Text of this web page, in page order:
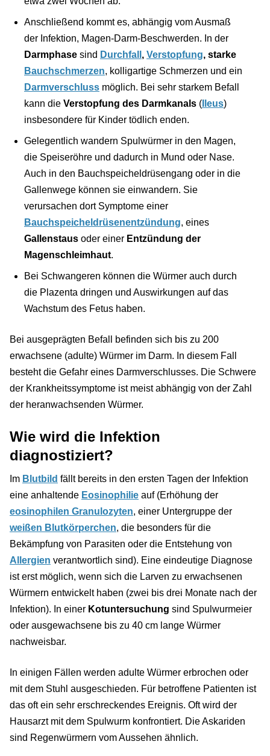
Anschließend kommt es, abhängig vom Ausmaß
der Infektion, Magen-Darm-Beschwerden. In der
Darmphase sind Durchfall , Verstopfung, starke
Bauchschmerzen, kolligartige Schmerzen und ein
Darmverschluss möglich. Bei sehr starkem Befall
kann die Verstopfung des Darmkanals ( Ileus)
insbesondere für Kinder tödlich enden.
Gelegentlich wandern Spulwürmer in den Magen,
die Speiseröhre und dadurch in Mund oder Nase.
Auch in den Bauchspeicheldrüsengang oder in die
Gallenwege können sie einwandern. Sie
verursachen dort Symptome einer
Bauchspeicheldrüsenentzündung, eines
Gallenstaus oder einer Entzündung der
Magenschleimhaut.
Bei Schwangeren können die Würmer auch durch
die Plazenta dringen und Auswirkungen auf das
Wachstum des Fetus haben.
Bei ausgeprägten Befall befinden sich bis zu 200
erwachsene (adulte) Würmer im Darm. In diesem Fall
besteht die Gefahr eines Darmverschlusses. Die Schwere
der Krankheitssymptome ist meist abhängig von der Zahl
der heranwachsenden Würmer.
Wie wird die Infektion
diagnostiziert?
Im Blutbild fällt bereits in den ersten Tagen der Infektion
eine anhaltende Eosinophilie auf (Erhöhung der
eosinophilen Granulozyten, einer Untergruppe der
weißen Blutkörperchen, die besonders für die
Bekämpfung von Parasiten oder die Entstehung von
Allergien verantwortlich sind). Eine eindeutige Diagnose
ist erst möglich, wenn sich die Larven zu erwachsenen
Würmern entwickelt haben (zwei bis drei Monate nach der
Infektion). In einer Kotuntersuchung sind Spulwurmeier
oder ausgewachsene bis zu 40 cm lange Würmer
nachweisbar.
In einigen Fällen werden adulte Würmer erbrochen oder
mit dem Stuhl ausgeschieden. Für betroffene Patienten ist
das oft ein sehr erschreckendes Ereignis. Oft wird der
Hausarzt mit dem Spulwurm konfrontiert. Die Askariden
sind Regenwürmern vom Aussehen ähnlich.